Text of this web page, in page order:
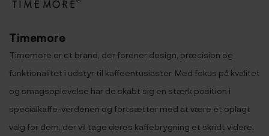
Timemore
Timemore er et brand, der forener design, præcision og
funktionalitet i udstyr til kaffeentusiaster. Med fokus på kvalitet
og smagsoplevelse har de skabt sig en stærk position i
specialkaffe-verdenen og fortsætter med at være et oplagt
valg for dem, der vil tage deres kaffebrygning et skridt videre.